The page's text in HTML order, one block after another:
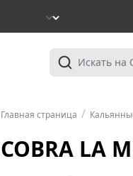
Главная страница /
COBRA LA